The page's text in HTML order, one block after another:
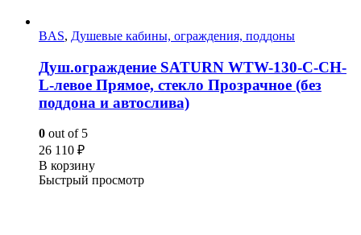
BAS, Душевые кабины, ограждения, поддоны
Душ.ограждение SATURN WTW-130-C-CH-
L-левое Прямое, стекло Прозрачное (без
поддона и автослива)
0 out of 5
26 110 ₽
В корзину
Быстрый просмотр